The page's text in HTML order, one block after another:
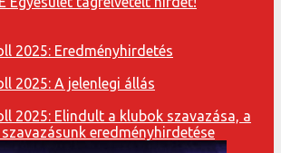
2025: Eredményhirdetés
2025: A jelenlegi állás
2025: Elindult a klubok szavazása, a
szavazásunk eredményhirdetése